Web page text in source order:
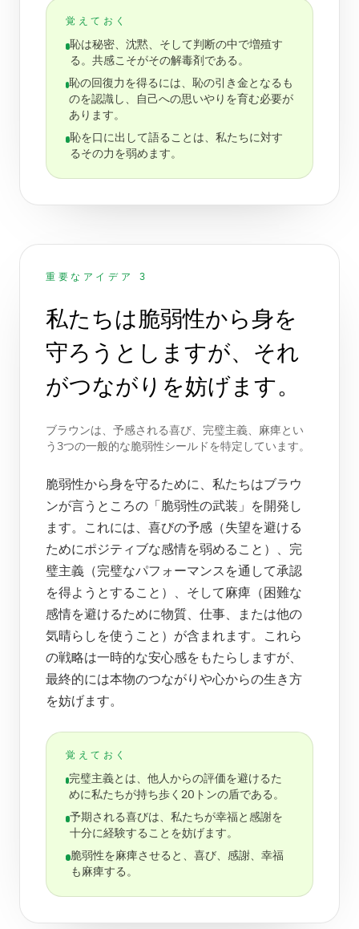
覚えておく
恥は秘密、沈黙、そして判断の中で増殖す
る。共感こそがその解毒剤である。
恥の回復力を得るには、恥の引き金となるも
のを認識し、自己への思いやりを育む必要が
あります。
恥を口に出して語ることは、私たちに対す
るその力を弱めます。
重要なアイデア 3
私たちは脆弱性から身を
守ろうとしますが、それ
がつながりを妨げます。
ブラウンは、予感される喜び、完璧主義、麻痺とい
う3つの一般的な脆弱性シールドを特定しています。
脆弱性から身を守るために、私たちはブラウ
ンが言うところの「脆弱性の武装」を開発し
ます。これには、喜びの予感（失望を避ける
ためにポジティブな感情を弱めること）、完
璧主義（完璧なパフォーマンスを通して承認
を得ようとすること）、そして麻痺（困難な
感情を避けるために物質、仕事、または他の
気晴らしを使うこと）が含まれます。これら
の戦略は一時的な安心感をもたらしますが、
最終的には本物のつながりや心からの生き方
を妨げます。
覚えておく
完璧主義とは、他人からの評価を避けるた
めに私たちが持ち歩く20トンの盾である。
予期される喜びは、私たちが幸福と感謝を
十分に経験することを妨げます。
脆弱性を麻痺させると、喜び、感謝、幸福
も麻痺する。